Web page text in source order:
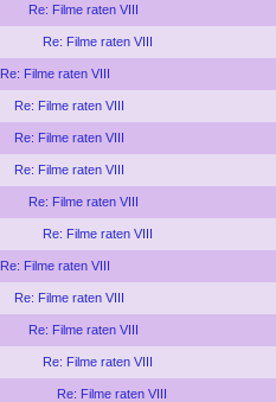
Re: Filme raten VIII
Re: Filme raten VIII
Re: Filme raten VIII
Re: Filme raten VIII
Re: Filme raten VIII
Re: Filme raten VIII
Re: Filme raten VIII
Re: Filme raten VIII
Re: Filme raten VIII
Re: Filme raten VIII
Re: Filme raten VIII
Re: Filme raten VIII
Re: Filme raten VIII